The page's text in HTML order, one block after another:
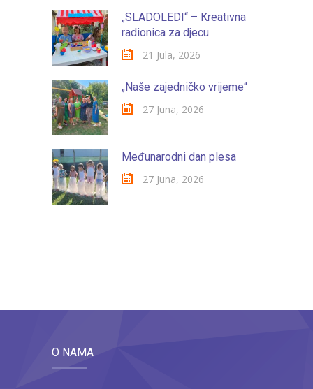
„SLADOLEDI“ – Kreativna
radionica za djecu
21 Jula, 2026
„Naše zajedničko vrijeme“
27 Juna, 2026
Međunarodni dan plesa
27 Juna, 2026
O NAMA